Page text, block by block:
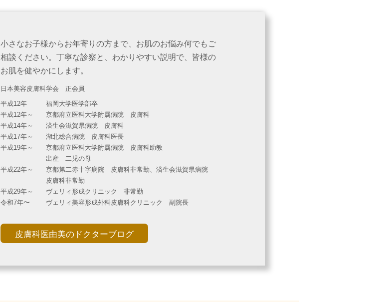
小さなお子様からお年寄りの方まで、お肌のお悩み何でもご
相談ください。丁寧な診察と、わかりやすい説明で、皆様の
お肌を健やかにします。
日本美容皮膚科学会 正会員
平成12年
福岡大学医学部卒
平成12年～
京都府立医科大学附属病院 皮膚科
平成14年～
済生会滋賀県病院 皮膚科
平成17年～
湖北総合病院 皮膚科医長
平成19年～
京都府立医科大学附属病院 皮膚科助教
出産 二児の母
平成22年～
京都第二赤十字病院 皮膚科非常勤、済生会滋賀県病院
皮膚科非常勤
平成29年～
ヴェリィ形成クリニック 非常勤
令和7年〜
ヴェリィ美容形成外科皮膚科クリニック 副院長
皮膚科医由美のドクターブログ